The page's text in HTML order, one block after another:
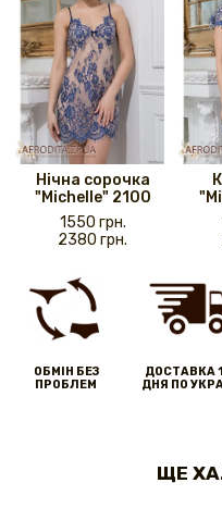
Нічна сорочка
"Michelle" 2100
1550 грн.
2380 грн.
ОБМІН БЕЗ
ПРОБЛЕМ
ДОСТАВКА
ДНЯ ПО
ЩЕ